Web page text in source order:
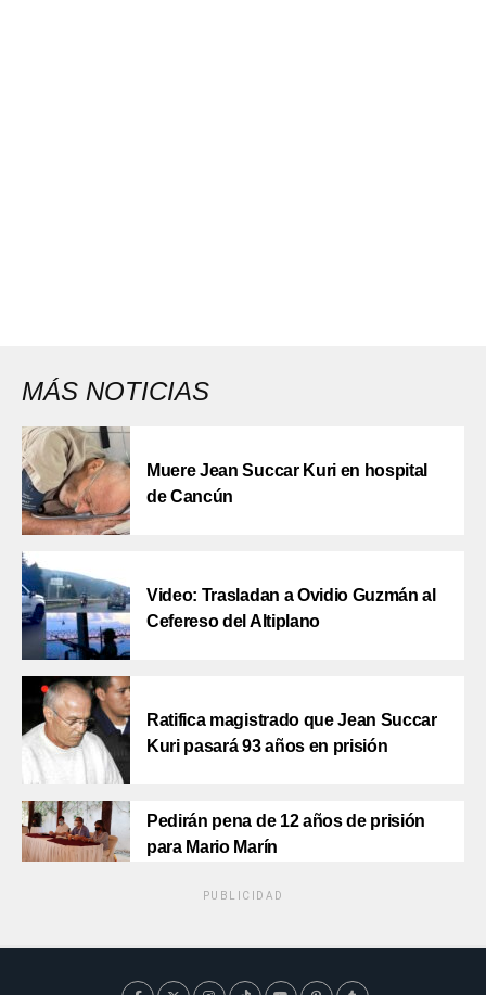
MÁS NOTICIAS
Muere Jean Succar Kuri en hospital
de Cancún
Video: Trasladan a Ovidio Guzmán al
Cefereso del Altiplano
Ratifica magistrado que Jean Succar
Kuri pasará 93 años en prisión
Pedirán pena de 12 años de prisión
para Mario Marín
PUBLICIDAD